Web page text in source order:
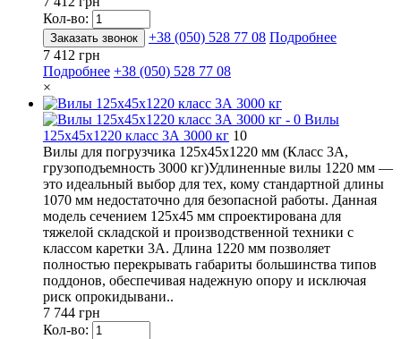
Кол-во:
Заказать звонок +38 (050) 528 77 08 Подробнее
7 412 грн
Подробнее +38 (050) 528 77 08
×
Вилы
125х45х1220 класс 3А 3000 кг 10
Вилы для погрузчика 125х45х1220 мм (Класс 3А,
грузоподъемность 3000 кг)Удлиненные вилы 1220 мм —
это идеальный выбор для тех, кому стандартной длины
1070 мм недостаточно для безопасной работы. Данная
модель сечением 125х45 мм спроектирована для
тяжелой складской и производственной техники с
классом каретки 3А. Длина 1220 мм позволяет
полностью перекрывать габариты большинства типов
поддонов, обеспечивая надежную опору и исключая
риск опрокидывани..
7 744 грн
Кол-во: